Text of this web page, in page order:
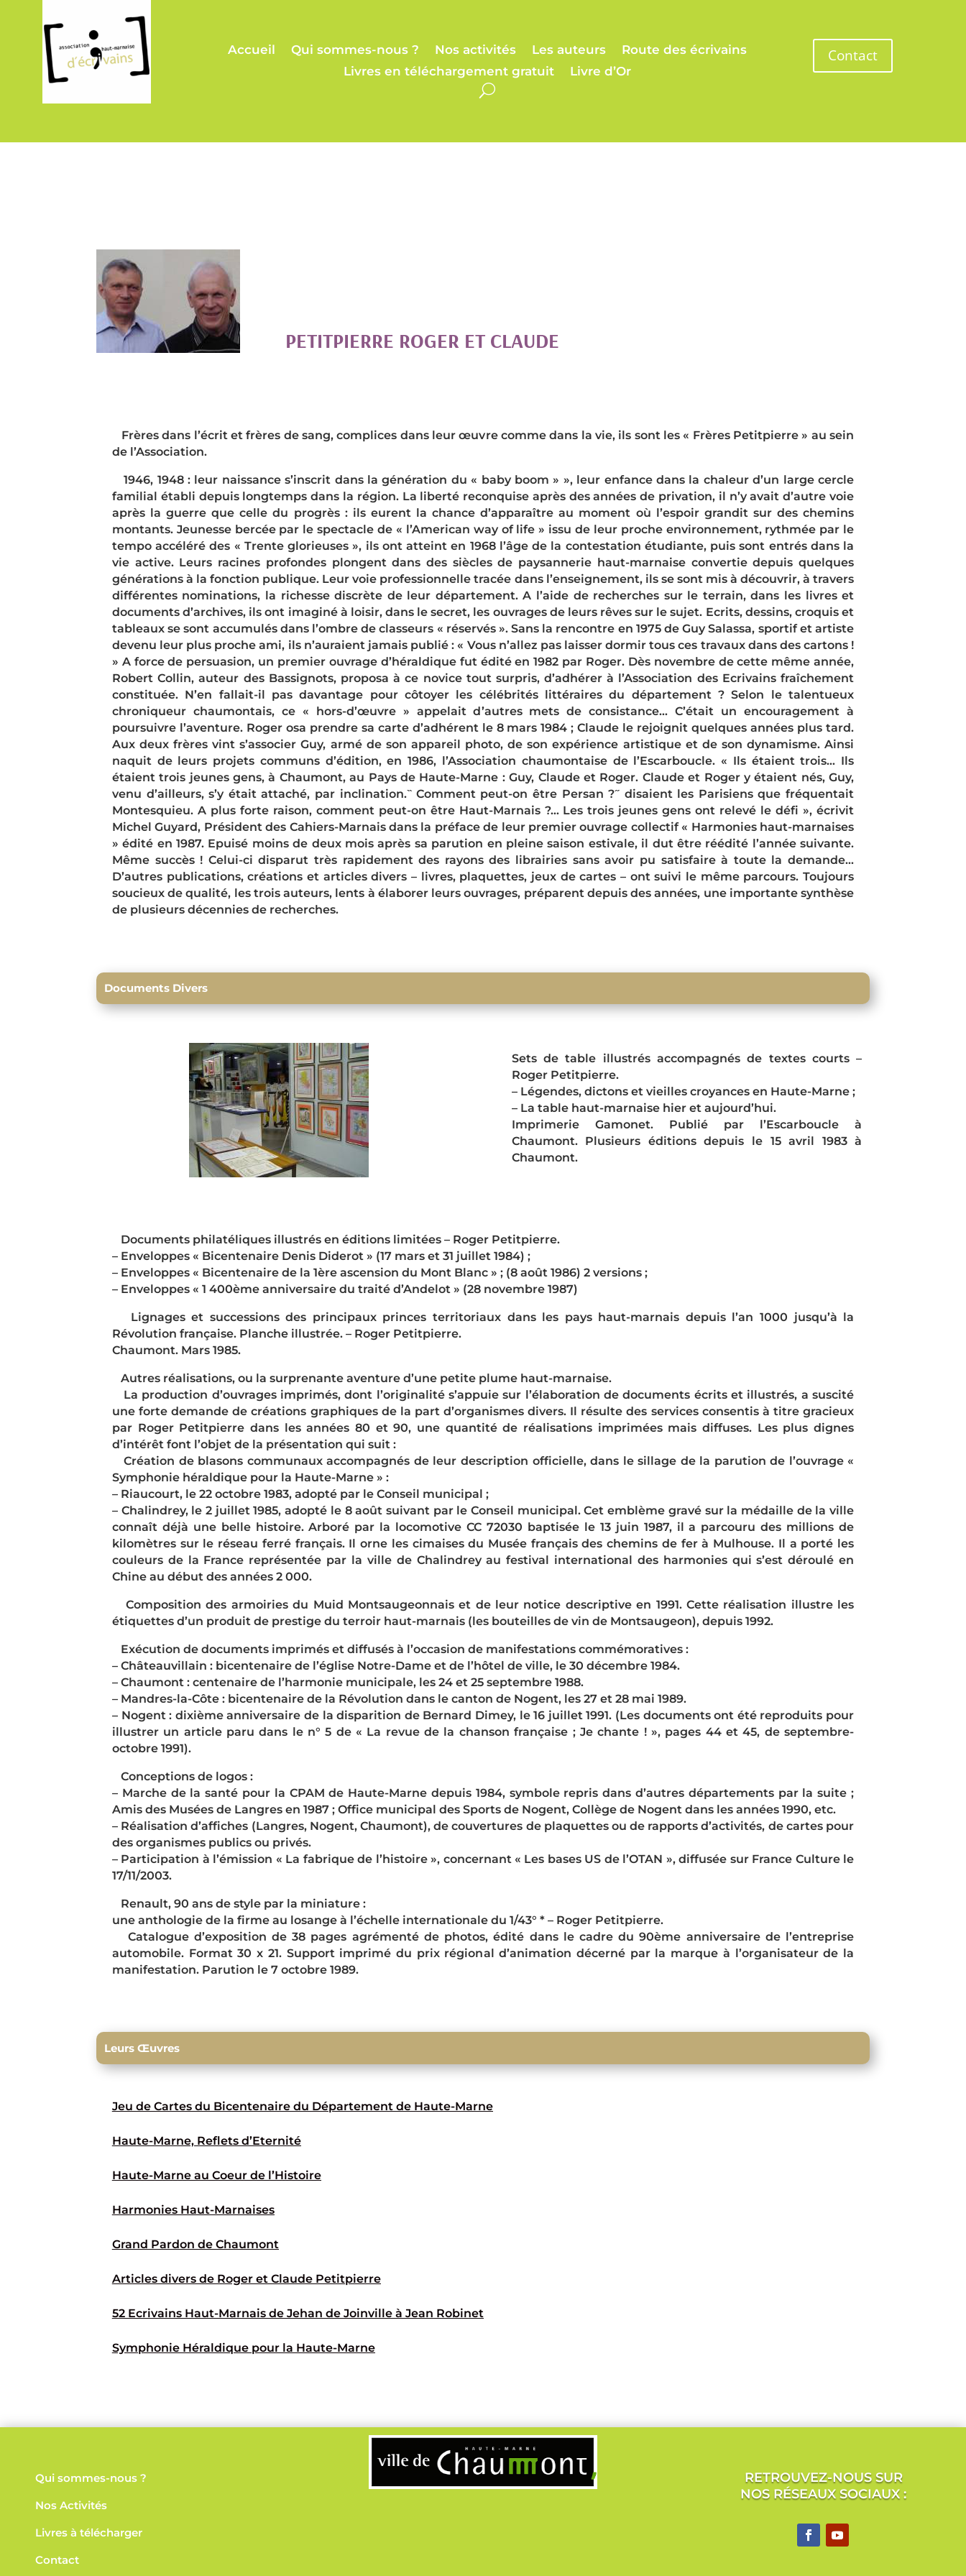
Accueil Qui sommes-nous ? Nos activités Les auteurs
Route des écrivains
Livres en téléchargement gratuit
Livre d’Or
Contact
PETITPIERRE ROGER ET CLAUDE
Frères dans l’écrit et frères de sang, complices dans leur œuvre comme dans la vie, ils sont les « Frères Petitpierre » au sein
de l’Association.
1946, 1948 : leur naissance s’inscrit dans la génération du « baby boom » », leur enfance dans la chaleur d’un large cercle
familial établi depuis longtemps dans la région. La liberté reconquise après des années de privation, il n’y avait d’autre voie
après la guerre que celle du progrès : ils eurent la chance d’apparaître au moment où l’espoir grandit sur des chemins
montants. Jeunesse bercée par le spectacle de « l’American way of life » issu de leur proche environnement, rythmée par le
tempo accéléré des « Trente glorieuses », ils ont atteint en 1968 l’âge de la contestation étudiante, puis sont entrés dans la
vie active. Leurs racines profondes plongent dans des siècles de paysannerie haut-marnaise convertie depuis quelques
générations à la fonction publique. Leur voie professionnelle tracée dans l’enseignement, ils se sont mis à découvrir, à travers
différentes nominations, la richesse discrète de leur département. A l’aide de recherches sur le terrain, dans les livres et
documents d’archives, ils ont imaginé à loisir, dans le secret, les ouvrages de leurs rêves sur le sujet. Ecrits, dessins, croquis et
tableaux se sont accumulés dans l’ombre de classeurs « réservés ». Sans la rencontre en 1975 de Guy Salassa, sportif et artiste
devenu leur plus proche ami, ils n’auraient jamais publié : « Vous n’allez pas laisser dormir tous ces travaux dans des cartons !
» A force de persuasion, un premier ouvrage d’héraldique fut édité en 1982 par Roger. Dès novembre de cette même année,
Robert Collin, auteur des Bassignots, proposa à ce novice tout surpris, d’adhérer à l’Association des Ecrivains fraîchement
constituée. N’en fallait-il pas davantage pour côtoyer les célébrités littéraires du département ? Selon le talentueux
chroniqueur chaumontais, ce « hors-d’œuvre » appelait d’autres mets de consistance… C’était un encouragement à
poursuivre l’aventure. Roger osa prendre sa carte d’adhérent le 8 mars 1984 ; Claude le rejoignit quelques années plus tard.
Aux deux frères vint s’associer Guy, armé de son appareil photo, de son expérience artistique et de son dynamisme. Ainsi
naquit de leurs projets communs d’édition, en 1986, l’Association chaumontaise de l’Escarboucle. « Ils étaient trois… Ils
étaient trois jeunes gens, à Chaumont, au Pays de Haute-Marne : Guy, Claude et Roger. Claude et Roger y étaient nés, Guy,
venu d’ailleurs, s’y était attaché, par inclination. ̏ Comment peut-on être Persan ? ̋ disaient les Parisiens que fréquentait
Montesquieu. A plus forte raison, comment peut-on être Haut-Marnais ?… Les trois jeunes gens ont relevé le défi », écrivit
Michel Guyard, Président des Cahiers-Marnais dans la préface de leur premier ouvrage collectif « Harmonies haut-marnaises
» édité en 1987. Epuisé moins de deux mois après sa parution en pleine saison estivale, il dut être réédité l’année suivante.
Même succès ! Celui-ci disparut très rapidement des rayons des librairies sans avoir pu satisfaire à toute la demande…
D’autres publications, créations et articles divers – livres, plaquettes, jeux de cartes – ont suivi le même parcours. Toujours
soucieux de qualité, les trois auteurs, lents à élaborer leurs ouvrages, préparent depuis des années, une importante synthèse
de plusieurs décennies de recherches.
Documents Divers
Sets de table illustrés accompagnés de textes courts –
Roger Petitpierre.
– Légendes, dictons et vieilles croyances en Haute-Marne ;
– La table haut-marnaise hier et aujourd’hui.
Imprimerie Gamonet. Publié par l’Escarboucle à
Chaumont. Plusieurs éditions depuis le 15 avril 1983 à
Chaumont.
Documents philatéliques illustrés en éditions limitées – Roger Petitpierre.
– Enveloppes « Bicentenaire Denis Diderot » (17 mars et 31 juillet 1984) ;
– Enveloppes « Bicentenaire de la 1ère ascension du Mont Blanc » ; (8 août 1986) 2 versions ;
– Enveloppes « 1 400ème anniversaire du traité d’Andelot » (28 novembre 1987)
Lignages et successions des principaux princes territoriaux dans les pays haut-marnais depuis l’an 1000 jusqu’à la
Révolution française. Planche illustrée. – Roger Petitpierre.
Chaumont. Mars 1985.
Autres réalisations, ou la surprenante aventure d’une petite plume haut-marnaise.
La production d’ouvrages imprimés, dont l’originalité s’appuie sur l’élaboration de documents écrits et illustrés, a suscité
une forte demande de créations graphiques de la part d’organismes divers. Il résulte des services consentis à titre gracieux
par Roger Petitpierre dans les années 80 et 90, une quantité de réalisations imprimées mais diffuses. Les plus dignes
d’intérêt font l’objet de la présentation qui suit :
Création de blasons communaux accompagnés de leur description officielle, dans le sillage de la parution de l’ouvrage «
Symphonie héraldique pour la Haute-Marne » :
– Riaucourt, le 22 octobre 1983, adopté par le Conseil municipal ;
– Chalindrey, le 2 juillet 1985, adopté le 8 août suivant par le Conseil municipal. Cet emblème gravé sur la médaille de la ville
connaît déjà une belle histoire. Arboré par la locomotive CC 72030 baptisée le 13 juin 1987, il a parcouru des millions de
kilomètres sur le réseau ferré français. Il orne les cimaises du Musée français des chemins de fer à Mulhouse. Il a porté les
couleurs de la France représentée par la ville de Chalindrey au festival international des harmonies qui s’est déroulé en
Chine au début des années 2 000.
Composition des armoiries du Muid Montsaugeonnais et de leur notice descriptive en 1991. Cette réalisation illustre les
étiquettes d’un produit de prestige du terroir haut-marnais (les bouteilles de vin de Montsaugeon), depuis 1992.
Exécution de documents imprimés et diffusés à l’occasion de manifestations commémoratives :
– Châteauvillain : bicentenaire de l’église Notre-Dame et de l’hôtel de ville, le 30 décembre 1984.
– Chaumont : centenaire de l’harmonie municipale, les 24 et 25 septembre 1988.
– Mandres-la-Côte : bicentenaire de la Révolution dans le canton de Nogent, les 27 et 28 mai 1989.
– Nogent : dixième anniversaire de la disparition de Bernard Dimey, le 16 juillet 1991. (Les documents ont été reproduits pour
illustrer un article paru dans le n° 5 de « La revue de la chanson française ; Je chante ! », pages 44 et 45, de septembre-
octobre 1991).
Conceptions de logos :
– Marche de la santé pour la CPAM de Haute-Marne depuis 1984, symbole repris dans d’autres départements par la suite ;
Amis des Musées de Langres en 1987 ; Office municipal des Sports de Nogent, Collège de Nogent dans les années 1990, etc.
– Réalisation d’affiches (Langres, Nogent, Chaumont), de couvertures de plaquettes ou de rapports d’activités, de cartes pour
des organismes publics ou privés.
– Participation à l’émission « La fabrique de l’histoire », concernant « Les bases US de l’OTAN », diffusée sur France Culture le
17/11/2003.
Renault, 90 ans de style par la miniature :
une anthologie de la firme au losange à l’échelle internationale du 1/43° * – Roger Petitpierre.
Catalogue d’exposition de 38 pages agrémenté de photos, édité dans le cadre du 90ème anniversaire de l’entreprise
automobile. Format 30 x 21. Support imprimé du prix régional d’animation décerné par la marque à l’organisateur de la
manifestation. Parution le 7 octobre 1989.
Leurs Œuvres
Jeu de Cartes du Bicentenaire du Département de Haute-Marne
Haute-Marne, Reflets d’Eternité
Haute-Marne au Coeur de l’Histoire
Harmonies Haut-Marnaises
Grand Pardon de Chaumont
Articles divers de Roger et Claude Petitpierre
52 Ecrivains Haut-Marnais de Jehan de Joinville à Jean Robinet
Symphonie Héraldique pour la Haute-Marne
Qui sommes-nous ?
NosActivités
Livres à télécharger
Contact
RETROUVEZ-NOUS SUR
NOS RÉSEAUX SOCIAUX :